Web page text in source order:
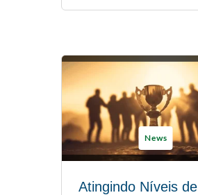
News
Atingindo Níveis de